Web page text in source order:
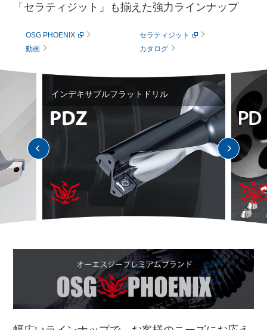
「セラティジット」も揃えた強力ラインナップ
OSG PHOENIX
セラティジット
動画
カタログ
インデキサブルフラットドリル